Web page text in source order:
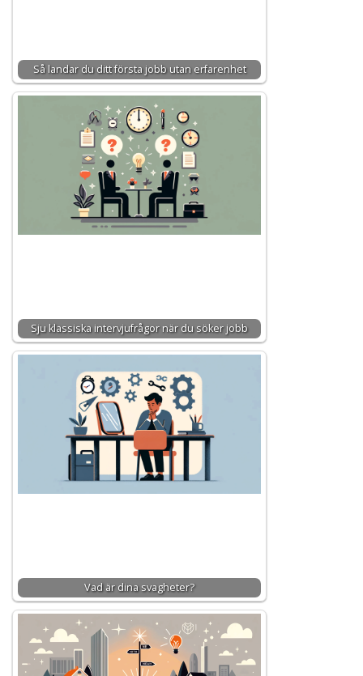
Så landar du ditt första jobb utan erfarenhet
Sju klassiska intervjufrågor när du söker jobb
Vad är dina svagheter?